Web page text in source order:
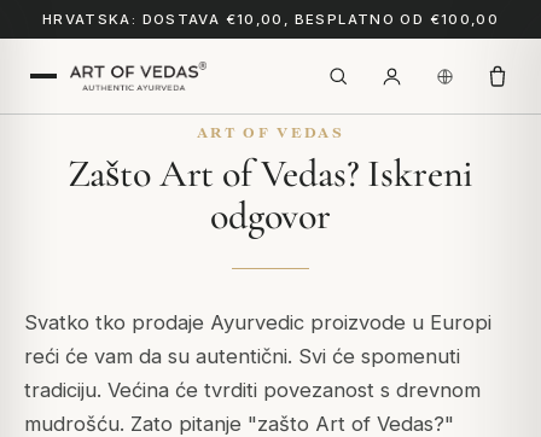
HRVATSKA: DOSTAVA €10,00, BESPLATNO OD €100,00
ART OF VEDAS
Zašto Art of Vedas? Iskreni
odgovor
Svatko tko prodaje Ayurvedic proizvode u Europi
reći će vam da su autentični. Svi će spomenuti
tradiciju. Većina će tvrditi povezanost s drevnom
mudrošću. Zato pitanje "zašto Art of Vedas?"